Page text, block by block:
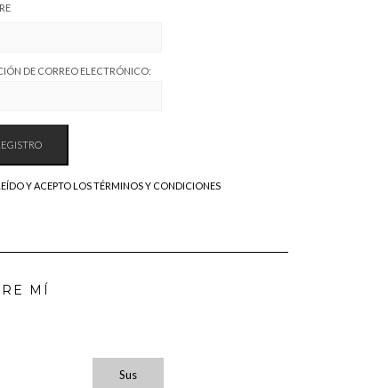
DE CORREO ELECTRÓNICO:
Y ACEPTO LOS TÉRMINOS Y CONDICIONES
MÍ
Sus